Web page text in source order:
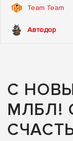
Team Team
Автодор
С
МЛБЛ!